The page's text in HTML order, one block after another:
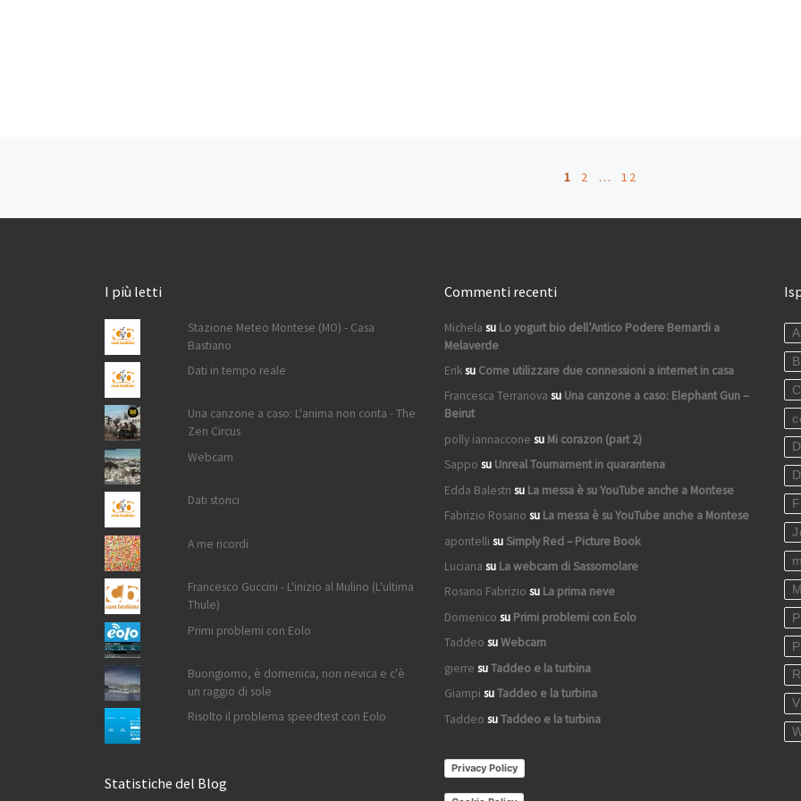
1 2 … 12
I più letti
Stazione Meteo Montese (MO) - Casa
Bastiano
Dati in tempo reale
Una canzone a caso: L'anima non conta - The
Zen Circus
Webcam
Dati storici
A me ricordi
Francesco Guccini - L'inizio al Mulino (L'ultima
Thule)
Primi problemi con Eolo
Buongiorno, è domenica, non nevica e c'è
un raggio di sole
Risolto il problema speedtest con Eolo
Statistiche del Blog
Commenti recenti
Michela su Lo yogurt bio dell’Antico Podere Bernardi a
Melaverde
Eriksu Come utilizzare due connessioni a internet in casa
Francesca Terranova su Una canzone a caso: Elephant Gun –
Beirut
polly iannaccone su Mi corazon (part 2)
Sappo su Unreal Tournament in quarantena
Edda Balestri su La messa è su YouTube anche a Montese
Fabrizio Rosano su La messa è su YouTube anche a Montese
apontelli suSimply Red – Picture Book
Luciana su La webcam di Sassomolare
Rosano Fabrizio su La prima neve
Domenico su Primi problemi con Eolo
Taddeo suWebcam
gierre suTaddeo e la turbina
Giampi suTaddeo e la turbina
Taddeo suTaddeo e la turbina
Privacy Policy